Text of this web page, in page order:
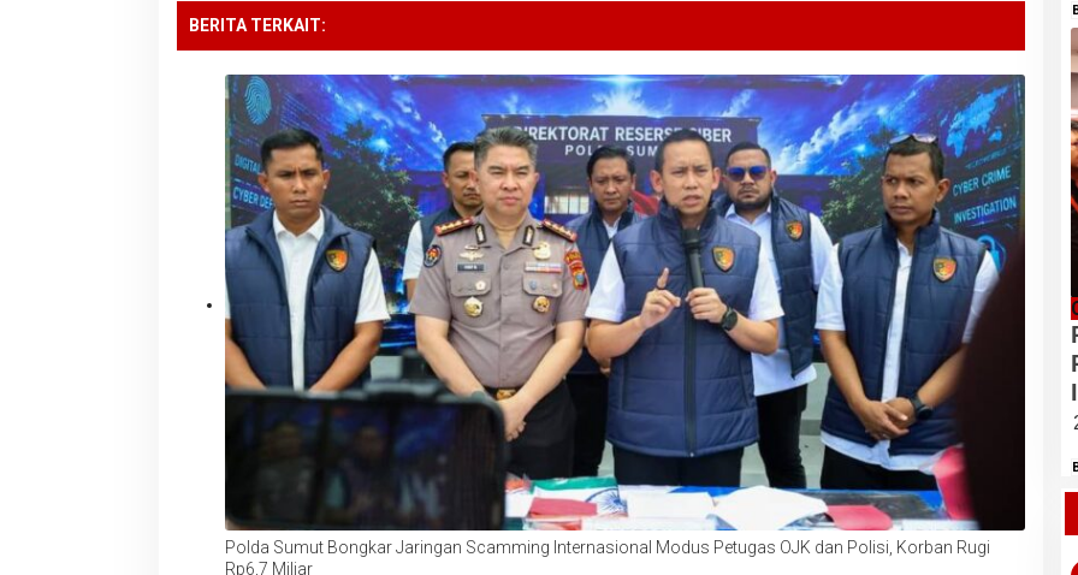
BERITA TERKAIT:
Polda Sumut Bongkar Jaringan Scamming Internasional Modus Petugas OJK dan Polisi, Korban Rugi
Rp6,7 Miliar